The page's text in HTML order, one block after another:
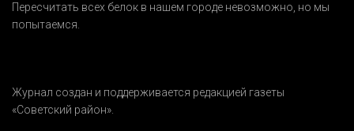
Пересчитать всех белок в нашем городе невозможно, но мы
попытаемся.
Журнал создан и поддерживается редакцией газеты
«Советский район».